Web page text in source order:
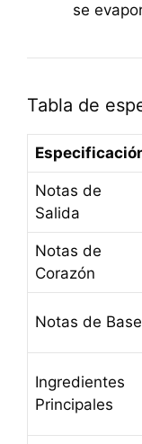
se
Tabla de
Notas de
Salida
Notas de
Corazón
Notas de Base
Ingredientes
Principales